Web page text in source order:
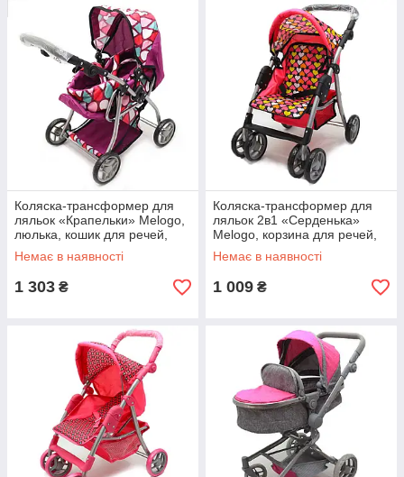
Коляска-трансформер для
ляльок «Крапельки» Melogo,
люлька, кошик для речей,
бордовий, 50 * 35 * 60 см,
(9672)
Немає в наявності
1 303 ₴
Коляска-трансформер для
ляльок 2в1 «Серденька»
Melogo, корзина для речей,
рожевий, 60 * 30 * 55 см,
(9352)
Немає в наявності
1 009 ₴